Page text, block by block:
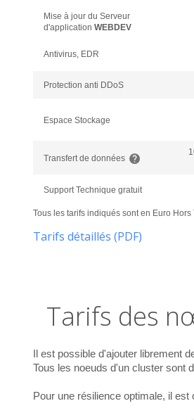
Mise à jour du Serveur
d'application WEBDEV
Antivirus, EDR
Protection anti DDoS
Espace Stockage
Transfert de données
Support Technique gratuit
Tous les tarifs indiqués sont en Euro Hors
Tarifs détaillés (PDF)
Tarifs des
Il est possible d'ajouter librement
Tous les noeuds d'un cluster sont
Pour une résilience optimale, il